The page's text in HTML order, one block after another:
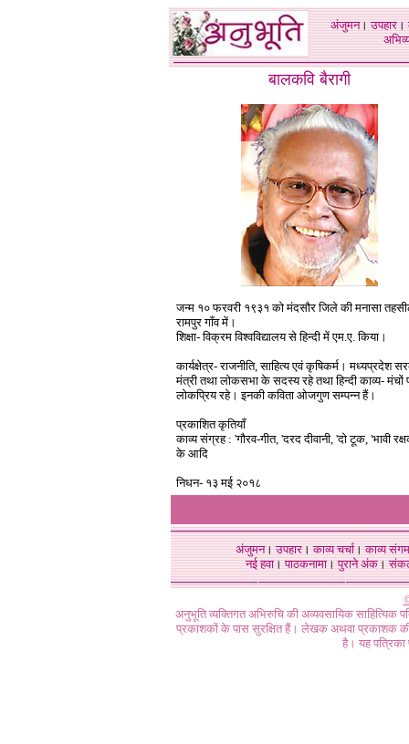
अंजुमन।उपहार।
बालकवि बैरागी
जन्म १० फरवरी १९३१ को मंदसौर जिले की मनासा
रामपुर गाँव में।
शिक्षा- विक्रम विश्वविद्यालय से हिन्दी में एम.ए. किया।
कार्यक्षेत्र- राजनीति, साहित्य एवं कृषिकर्म। मध्यप्रदेश
मंत्री तथा लोकसभा के सदस्य रहे तथा हिन्दी काव्य- मंचों
लोकप्रिय रहे। इनकी कविता ओजगुण सम्पन्न हैं।
प्रकाशित कृतियाँ
काव्य संग्रह : 'गौरव-गीत, 'दरद दीवानी, 'दो टूक, 'भावी
के आदि
निधन- १३ मई २०१८
अंजुमन।उपहार।काव्य चर्चा।काव्य संगम
नई हवा। पाठकनामा। पुराने अंक।
अनुभूति व्यक्तिगत अभिरुचि की अव्यवसायिक
प्रकाशकों के पास सुरक्षित हैं। लेखक अथवा प्रकाशक की
है। यह पत्रिका